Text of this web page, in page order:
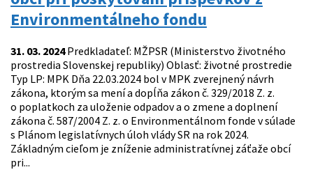
Environmentálneho fondu
31. 03. 2024Predkladateľ: MŽPSR (Ministerstvo životného
prostredia Slovenskej republiky) Oblasť: životné prostredie
Typ LP: MPK Dňa 22.03.2024 bol v MPK zverejnený návrh
zákona, ktorým sa mení a dopĺňa zákon č. 329/2018 Z. z.
o poplatkoch za uloženie odpadov a o zmene a doplnení
zákona č. 587/2004 Z. z. o Environmentálnom fonde v súlade
s Plánom legislatívnych úloh vlády SR na rok 2024.
Základným cieľom je zníženie administratívnej záťaže obcí
pri...